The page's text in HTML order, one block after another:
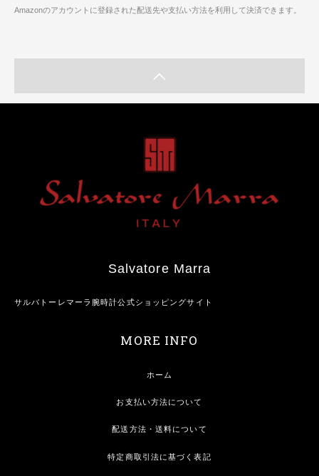
Amazonのアカウントに登録された配送先や支払い方法を利用して決済できます。
Salvatore Marra
サルバトーレマーラ腕時計公式ショッピングサイト
MORE INFO
ホーム
お支払い方法について
配送方法・送料について
特定商取引法に基づく表記